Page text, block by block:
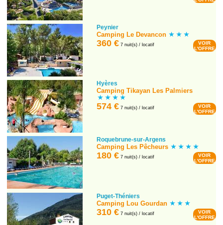
Peynier
Camping Le Devancon
360 € 7 nuit(s) / locatif
VOIR
L'OFFRE
Hyères
Camping Tikayan Les Palmiers
574 € 7 nuit(s) / locatif
VOIR
L'OFFRE
Roquebrune-sur-Argens
Camping Les Pêcheurs
180 € 7 nuit(s) / locatif
VOIR
L'OFFRE
Puget-Théniers
Camping Lou Gourdan
310 € 7 nuit(s) / locatif
VOIR
L'OFFRE